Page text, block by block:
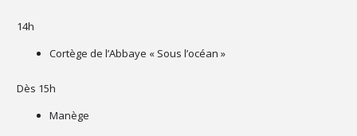
14h
Cortège de l’Abbaye « Sous l’océan »
Dès 15h
Manège